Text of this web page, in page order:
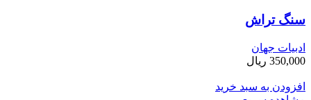
سنگ­ تراش
ادبیات جهان
350,000 ریال
افزودن به سبد خرید